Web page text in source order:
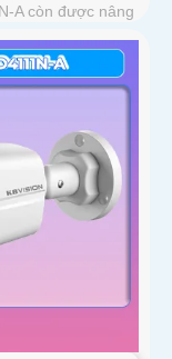
A còn được nâng
năng phát hiện